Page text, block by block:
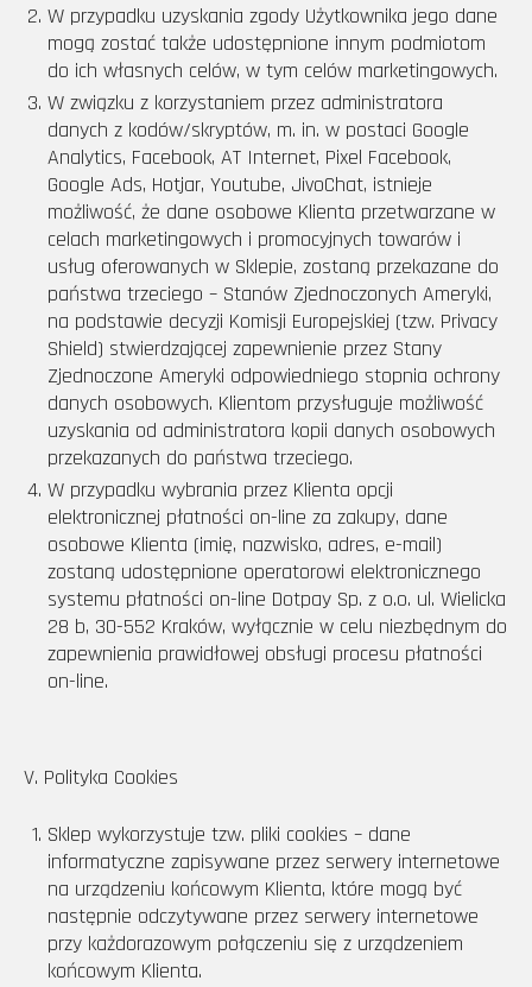
W przypadku uzyskania zgody Użytkownika jego dane
mogą zostać także udostępnione innym podmiotom
do ich własnych celów, w tym celów marketingowych.
W związku z korzystaniem przez administratora
danych z kodów/skryptów, m. in. w postaci Google
Analytics, Facebook, AT Internet, Pixel Facebook,
Google Ads, Hotjar, Youtube, JivoChat, istnieje
możliwość, że dane osobowe Klienta przetwarzane w
celach marketingowych i promocyjnych towarów i
usług oferowanych w Sklepie, zostaną przekazane do
państwa trzeciego – Stanów Zjednoczonych Ameryki,
na podstawie decyzji Komisji Europejskiej (tzw. Privacy
Shield) stwierdzającej zapewnienie przez Stany
Zjednoczone Ameryki odpowiedniego stopnia ochrony
danych osobowych. Klientom przysługuje możliwość
uzyskania od administratora kopii danych osobowych
przekazanych do państwa trzeciego.
W przypadku wybrania przez Klienta opcji
elektronicznej płatności on-line za zakupy, dane
osobowe Klienta (imię, nazwisko, adres, e-mail)
zostaną udostępnione operatorowi elektronicznego
systemu płatności on-line Dotpay Sp. z o.o. ul. Wielicka
28 b, 30-552 Kraków, wyłącznie w celu niezbędnym do
zapewnienia prawidłowej obsługi procesu płatności
on-line.
V. Polityka Cookies
Sklep wykorzystuje tzw. pliki cookies – dane
informatyczne zapisywane przez serwery internetowe
na urządzeniu końcowym Klienta, które mogą być
następnie odczytywane przez serwery internetowe
przy każdorazowym połączeniu się z urządzeniem
końcowym Klienta.